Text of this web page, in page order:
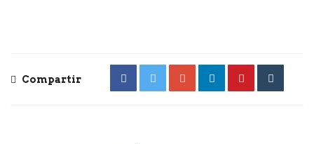
Compartir